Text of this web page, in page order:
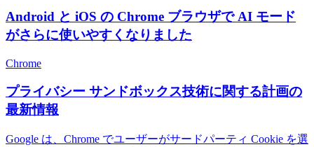
Android と iOS の Chrome ブラウザで AI モード
がさらに使いやすくなりました
Chrome
プライバシー サンドボックス技術に関する計画の
最新情報
Google は、Chrome でユーザーがサードパーティ Cookie を選